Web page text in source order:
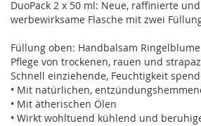
DuoPack 2 x 50 ml: Neue, raffinierte
werbewirksame Flasche mit zwei
Füllung oben: Handbalsam
Pflege von trockenen, rauen und
Schnell einziehende, Feuchtigkeit
• Mit natürlichen,
• Mit ätherischen Ölen
• Wirkt wohltuend kühlend und